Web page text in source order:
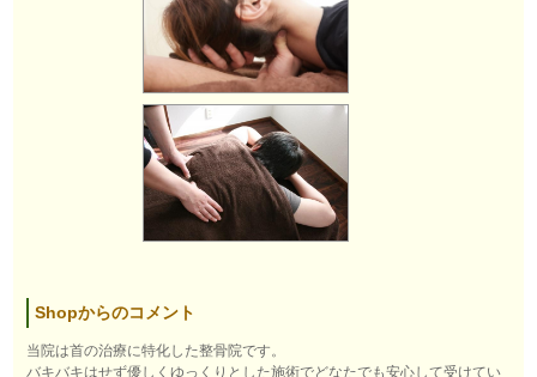
Shopからのコメント
当院は首の治療に特化した整骨院です。
バキバキはせず優しくゆっくりとした施術でどなたでも安心して受けてい